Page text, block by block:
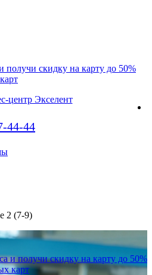
получи скидку на карту до 50%
44-44
и получи скидку на карту до 50%
карт
2 (7-9)